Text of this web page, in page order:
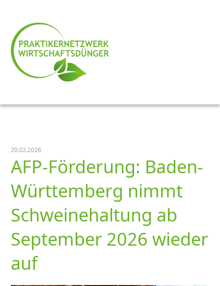
20.02.2026
AFP-Förderung: Baden-
Württemberg nimmt
Schweinehaltung ab
September 2026 wieder
auf